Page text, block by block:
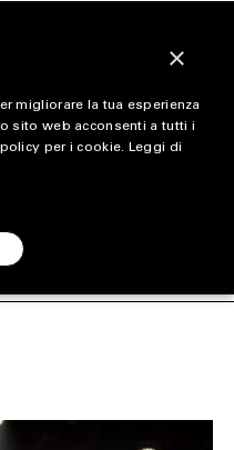
×
migliorare la tua esperienza
sito web acconsenti a tutti i
per i cookie. Leggi di